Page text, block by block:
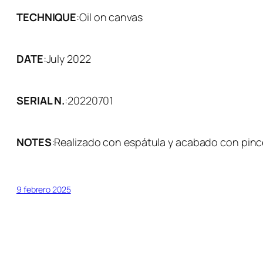
TECHNIQUE:Oil on canvas
DATE:July 2022
SERIAL N.:20220701
NOTES:Realizado con espátula y acabado con
9 febrero 2025